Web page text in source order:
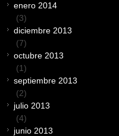
enero 2014
(3)
diciembre 2013
(7)
octubre 2013
(1)
septiembre 2013
(2)
julio 2013
(4)
junio 2013